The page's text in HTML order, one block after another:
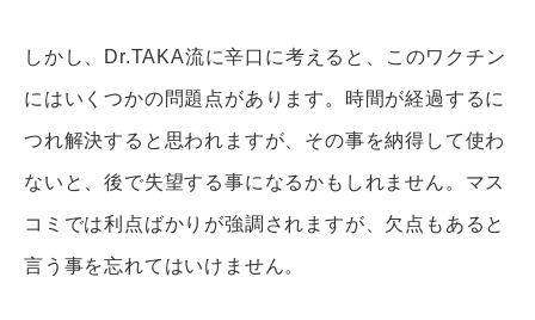
しかし、Dr.TAKA流に辛口に考えると、このワクチン
にはいくつかの問題点があります。時間が経過するに
つれ解決すると思われますが、その事を納得して使わ
ないと、後で失望する事になるかもしれません。マス
コミでは利点ばかりが強調されますが、欠点もあると
言う事を忘れてはいけません。